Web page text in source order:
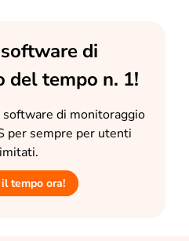
di
del tempo n. 1!
di monitoraggio
per sempre per utenti
tempo ora!